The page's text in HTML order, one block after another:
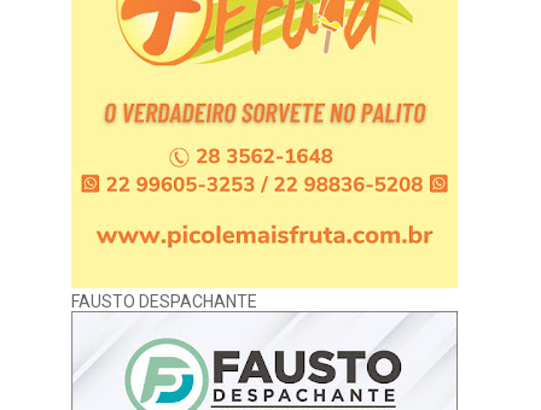
FAUSTO DESPACHANTE